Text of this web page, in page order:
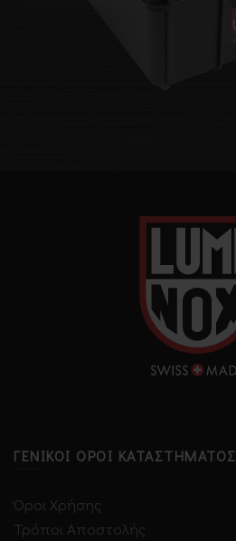
ΓΕΝΙΚΟΊ ΌΡΟΙ ΚΑΤΑΣΤΉΜΑΤΟΣ
Όροι Χρήσης
Τρόποι Αποστολής